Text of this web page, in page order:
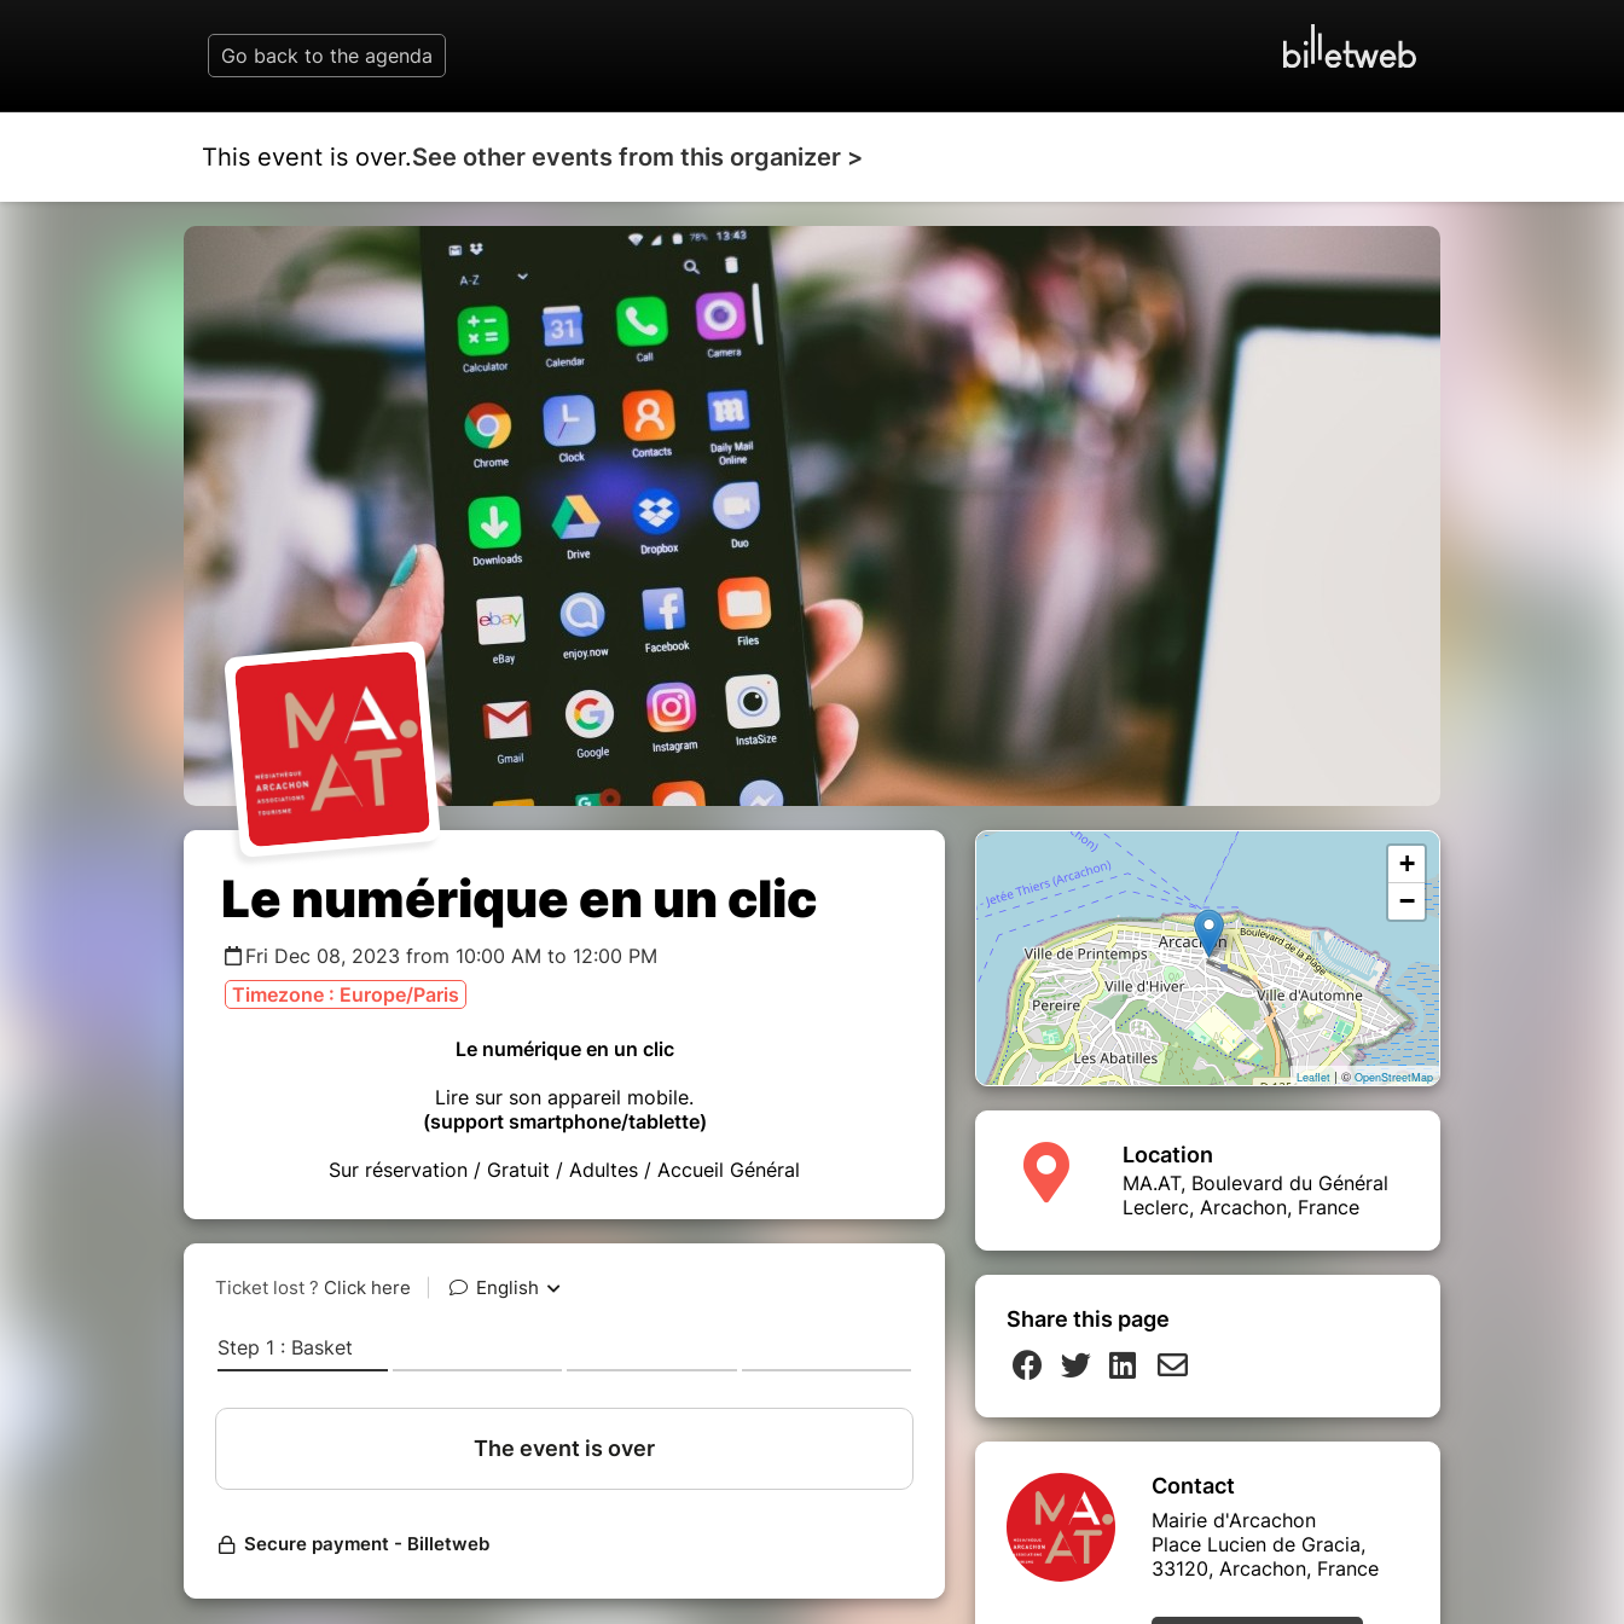
Go back to the agenda
This event is over.See other events from this organizer >
Le numérique en un clic
Fri Dec 08, 2023 from 10:00 AM to 12:00 PM
Timezone : Europe/Paris
Le numérique en un clic
Lire sur son appareil mobile.
(support smartphone/tablette)
Sur réservation / Gratuit / Adultes / Accueil Général
+
−
Leaflet | © OpenStreetMap
Location
MA.AT, Boulevard du Général
Leclerc, Arcachon, France
Share this page
Contact
Mairie d'Arcachon
Place Lucien de Gracia,
33120, Arcachon, France